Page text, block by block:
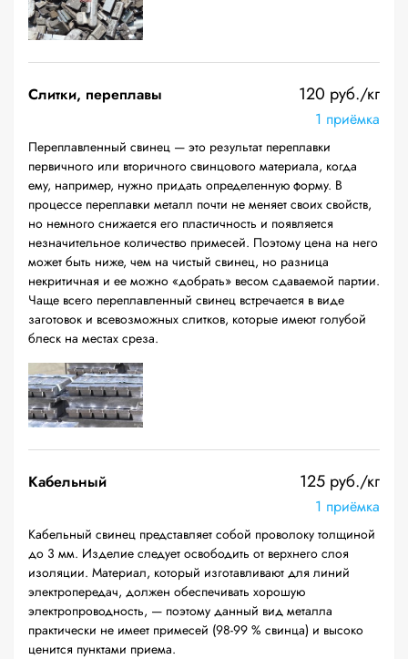
Слитки, переплавы 120 руб./кг
1 приёмка
Переплавленный свинец — это результат переплавки
первичного или вторичного свинцового материала, когда
ему, например, нужно придать определенную форму. В
процессе переплавки металл почти не меняет своих свойств,
но немного снижается его пластичность и появляется
незначительное количество примесей. Поэтому цена на него
может быть ниже, чем на чистый свинец, но разница
некритичная и ее можно «добрать» весом сдаваемой партии.
Чаще всего переплавленный свинец встречается в виде
заготовок и всевозможных слитков, которые имеют голубой
блеск на местах среза.
Кабельный 125 руб./кг
1 приёмка
Кабельный свинец представляет собой проволоку толщиной
до 3 мм. Изделие следует освободить от верхнего слоя
изоляции. Материал, который изготавливают для линий
электропередач, должен обеспечивать хорошую
электропроводность, — поэтому данный вид металла
практически не имеет примесей (98-99 % свинца) и высоко
ценится пунктами приема.